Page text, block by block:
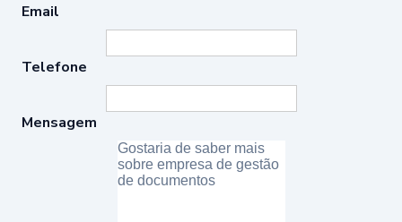
Email
Telefone
Mensagem